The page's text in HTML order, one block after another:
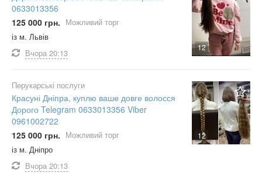
12
0633013356
125 000 грн. Можливий торг
із м. Львів
Вчора 20:13
12
Перукарські послуги
Красуні Дніпра, куплю ваше довге волосся
Дорого Telegram 0633013356 Viber
0961002722
125 000 грн. Можливий торг
із м. Дніпро
Вчора 20:13